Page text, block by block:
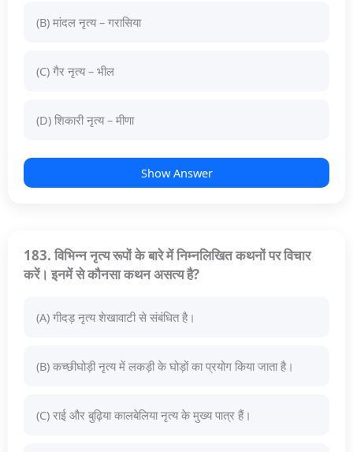
(B) मांदल नृत्य – गरासिया
(C) गैर नृत्य – भील
(D) शिकारी नृत्य – मीणा
Show Answer
183. विभिन्न नृत्य रूपों के बारे में निम्नलिखित कथनों पर विचार
करें। इनमें से कौनसा कथन असत्य है?
(A) गीदड़ नृत्य शेखावाटी से संबंधित है।
(B) कच्छीघोड़ी नृत्य में लकड़ी के घोड़ों का प्रयोग किया जाता है।
(C) राई और बुढ़िया कालबेलिया नृत्य के मुख्य पात्र हैं।